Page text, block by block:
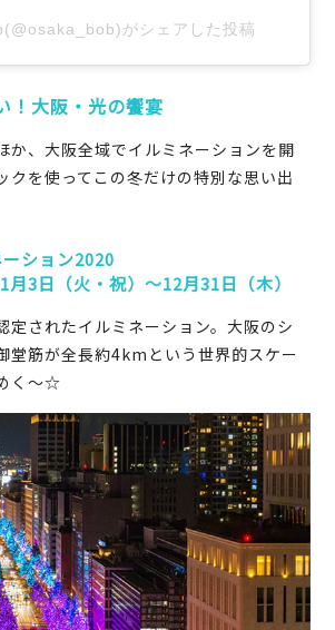
がシェアした投稿
大阪・光の饗宴
か、大阪全域でイルミネーションを開
クを使ってこの冬だけの特別な思い出
ション2020
月3日（火・祝）～12月31日（木）
定されたイルミネーション。大阪のシ
堂筋が全長約4kmという世界的スケー
く～☆